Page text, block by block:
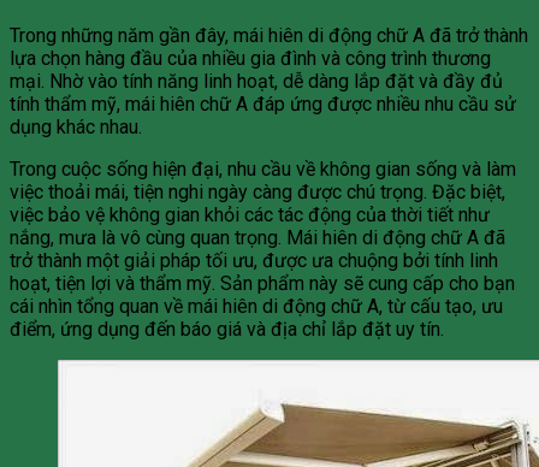
Trong những năm gần đây, mái hiên di động chữ A đã trở thành
lựa chọn hàng đầu của nhiều gia đình và công trình thương
mại. Nhờ vào tính năng linh hoạt, dễ dàng lắp đặt và đầy đủ
tính thẩm mỹ, mái hiên chữ A đáp ứng được nhiều nhu cầu sử
dụng khác nhau.
Trong cuộc sống hiện đại, nhu cầu về không gian sống và làm
việc thoải mái, tiện nghi ngày càng được chú trọng. Đặc biệt,
việc bảo vệ không gian khỏi các tác động của thời tiết như
nắng, mưa là vô cùng quan trọng. Mái hiên di động chữ A đã
trở thành một giải pháp tối ưu, được ưa chuộng bởi tính linh
hoạt, tiện lợi và thẩm mỹ. Sản phẩm này sẽ cung cấp cho bạn
cái nhìn tổng quan về mái hiên di động chữ A, từ cấu tạo, ưu
điểm, ứng dụng đến báo giá và địa chỉ lắp đặt uy tín.